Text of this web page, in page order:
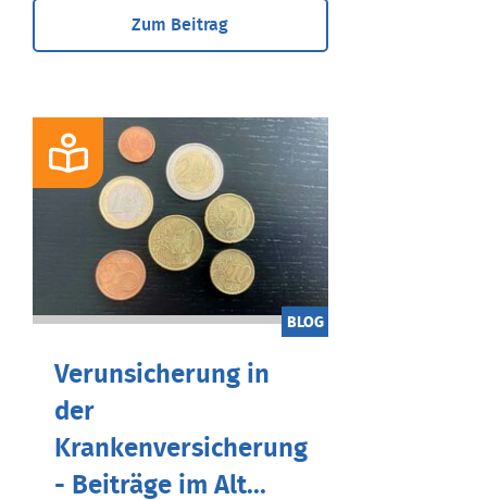
Zum Beitrag
BLOG
Verunsicherung in
der
Krankenversicherung
- Beiträge im Alt...